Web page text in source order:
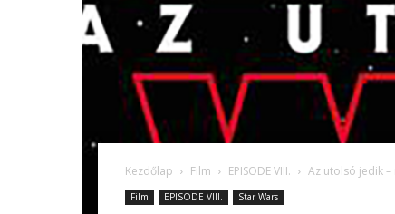
Kezdőlap Film EPISODE VIII. Az utolsó jedik
Film EPISODE VIII. Star Wars